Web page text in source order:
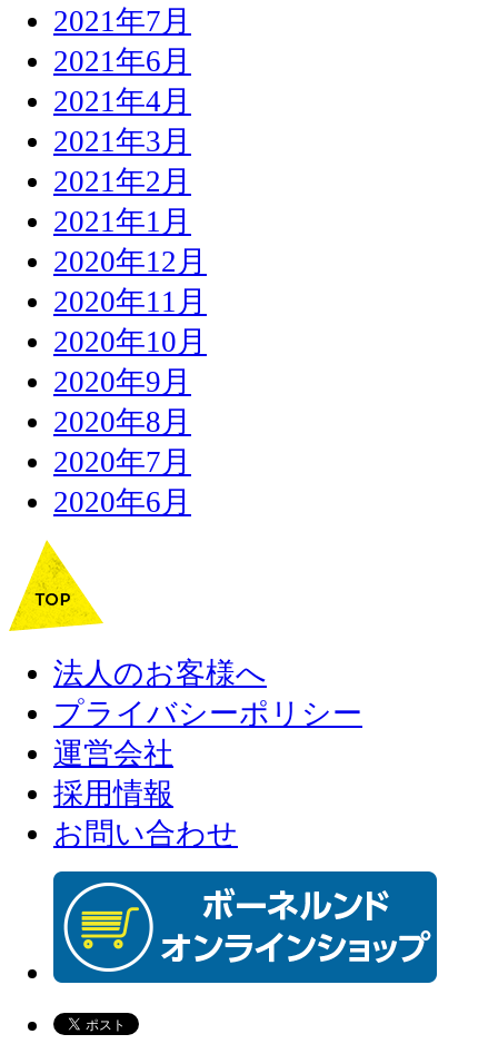
2021年7月
2021年6月
2021年4月
2021年3月
2021年2月
2021年1月
2020年12月
2020年11月
2020年10月
2020年9月
2020年8月
2020年7月
2020年6月
法人のお客様へ
プライバシーポリシー
運営会社
採用情報
お問い合わせ